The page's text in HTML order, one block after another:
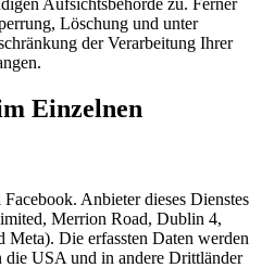
Aufsichtsbehörde zu. Ferner
Löschung und unter
der Verarbeitung Ihrer
Einzelnen
Anbieter dieses Dienstes
Merrion Road, Dublin 4,
Die erfassten Daten werden
die USA und in andere Drittländer